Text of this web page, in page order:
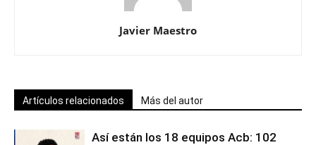
Javier Maestro
Artículos relacionados Más del autor
Así están los 18 equipos Acb: 102